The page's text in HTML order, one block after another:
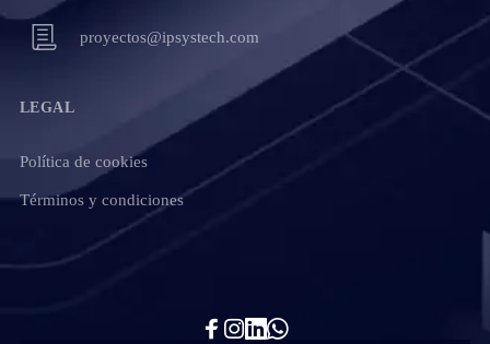
proyectos@ipsystech.com
LEGAL
Política de cookies
Términos y condiciones